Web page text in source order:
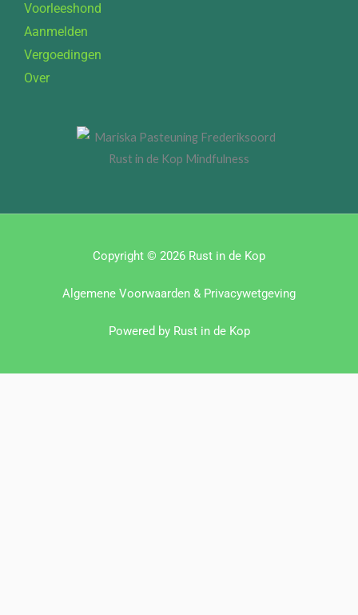
Voorleeshond
Aanmelden
Vergoedingen
Over
Copyright © 2026 Rust in de Kop
Algemene Voorwaarden & Privacywetgeving
Powered by Rust in de Kop